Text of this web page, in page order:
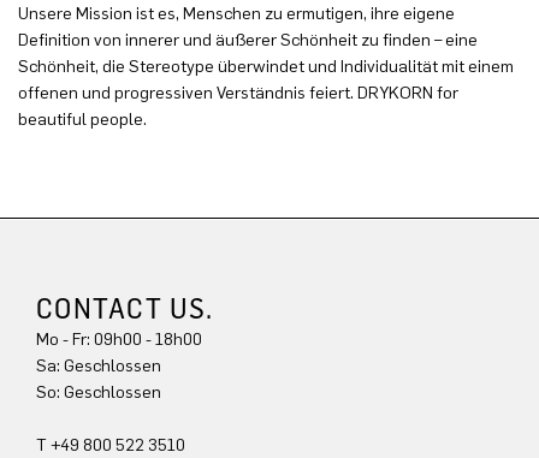
Unsere Mission ist es, Menschen zu ermutigen, ihre eigene
Definition von innerer und äußerer Schönheit zu finden – eine
Schönheit, die Stereotype überwindet und Individualität mit einem
offenen und progressiven Verständnis feiert. DRYKORN for
beautiful people.
CONTACT US.
Mo - Fr: 09h00 - 18h00
Sa: Geschlossen
So: Geschlossen
T +49 800 522 3510